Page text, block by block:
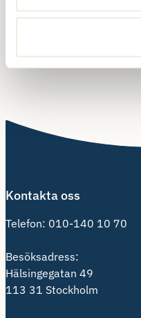
Kontakta oss
Telefon: 010-140 10 70
Besöksadress:
Hälsingegatan 49
113 31 Stockholm